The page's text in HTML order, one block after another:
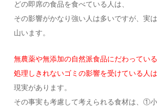
どの即席の食品を食べている人は、
その影響がかなり強い人は多いですが、実
山います。
無農薬や無添加の自然派食品にだわっている
処理しきれないゴミの影響を受けている人
現実があります。
その事実も考慮して考えられる食材は